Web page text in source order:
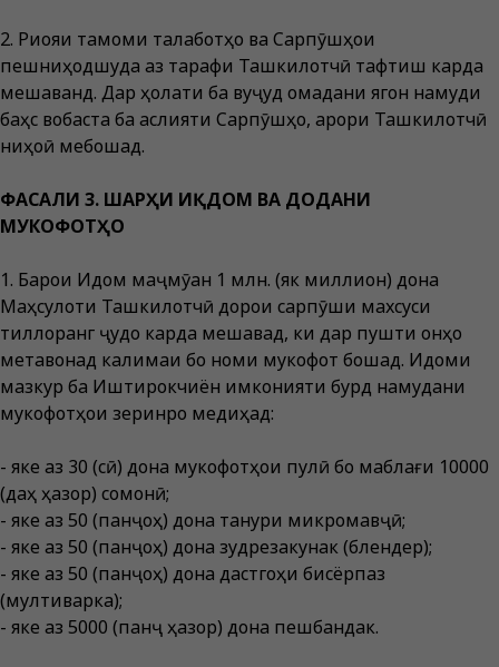
2. Риояи тамоми талаботҳо ва Сарпӯшҳои
пешниҳодшуда аз тарафи Ташкилотчӣ тафтиш карда
мешаванд. Дар ҳолати ба вуҷуд омадани ягон намуди
баҳс вобаста ба аслияти Сарпӯшҳо, қарори Ташкилотчӣ
ниҳоӣ мебошад.
ФАСАЛИ 3. ШАРҲИ ИҚДОМ ВА ДОДАНИ
МУКОФОТҲО
1. Барои Иқдом маҷмӯан 1 млн. (як миллион) дона
Маҳсулоти Ташкилотчӣ дорои сарпӯши махсуси
тиллоранг ҷудо карда мешавад, ки дар пушти онҳо
метавонад калимаи бо номи мукофот бошад. Иқдоми
мазкур ба Иштирокчиён имконияти бурд намудани
мукофотҳои зеринро медиҳад:
- яке аз 30 (сӣ) дона мукофотҳои пулӣ бо маблағи 10000
(даҳ ҳазор) сомонӣ;
- яке аз 50 (панҷоҳ) дона танури микромавҷӣ;
- яке аз 50 (панҷоҳ) дона зудрезакунак (блендер);
- яке аз 50 (панҷоҳ) дона дастгоҳи бисёрпаз
(мултиварка);
- яке аз 5000 (панҷ ҳазор) дона пешбандак.